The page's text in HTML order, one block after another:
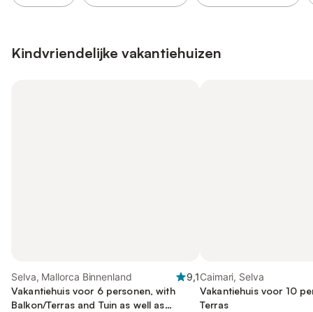
Kindvriendelijke vakantiehuizen
Selva, Mallorca Binnenland
9,1
Vakantiehuis voor 6 personen, with
Balkon/Terras and Tuin as well as
Caimari, Selva
Vakantiehuis voor 10
Terras